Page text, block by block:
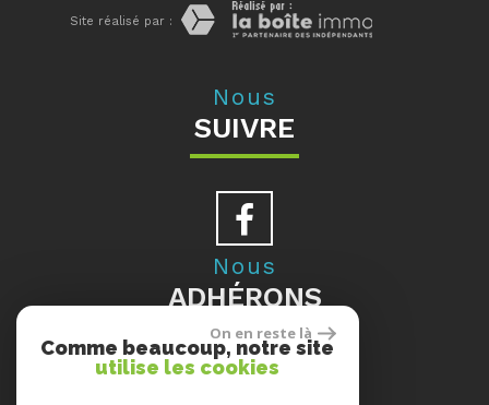
Site réalisé par :
Nous
SUIVRE
Nous
ADHÉRONS
On en reste là
Comme beaucoup, notre site
utilise les cookies